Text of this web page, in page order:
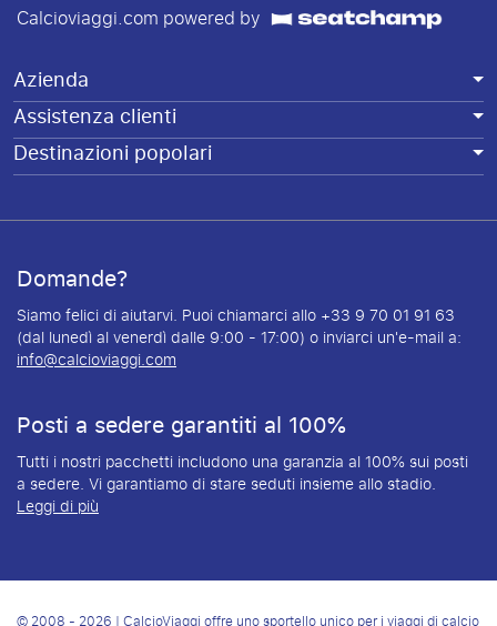
Calcioviaggi.com powered by
Azienda
Assistenza clienti
Destinazioni popolari
Domande?
Siamo felici di aiutarvi. Puoi chiamarci allo +33 9 70 01 91 63
(dal lunedì al venerdì dalle 9:00 - 17:00) o inviarci un'e-mail a:
info@calcioviaggi.com
Posti a sedere garantiti al 100%
Tutti i nostri pacchetti includono una garanzia al 100% sui posti
a sedere. Vi garantiamo di stare seduti insieme allo stadio.
Leggi di più